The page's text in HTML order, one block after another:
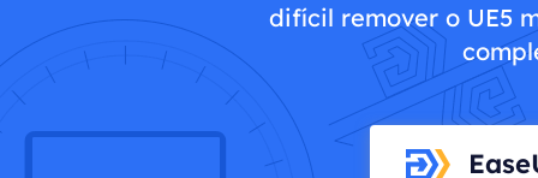
Mais
difícil remover o UE5